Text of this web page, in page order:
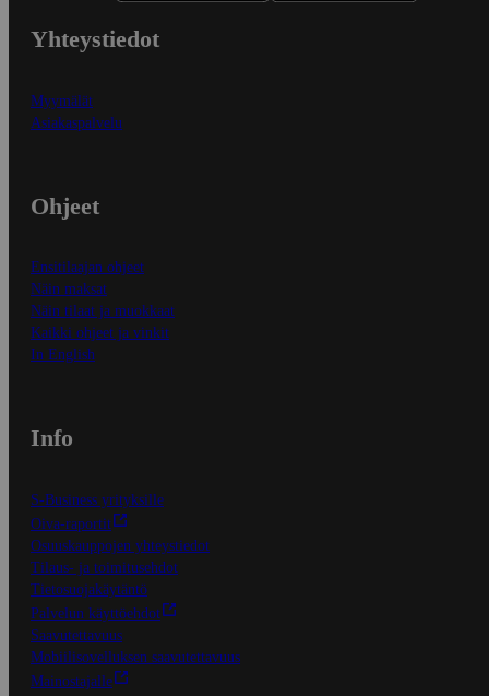
Yhteystiedot
Myymälät
Asiakaspalvelu
Ohjeet
Ensitilaajan ohjeet
Näin maksat
Näin tilaat ja muokkaat
Kaikki ohjeet ja vinkit
In English
Info
S-Business yrityksille
Oiva-raportit
Osuuskauppojen yhteystiedot
Tilaus- ja toimitusehdot
Tietosuojakäytäntö
Palvelun käyttöehdot
Saavutettavuus
Mobiilisovelluksen saavutettavuus
Mainostajalle